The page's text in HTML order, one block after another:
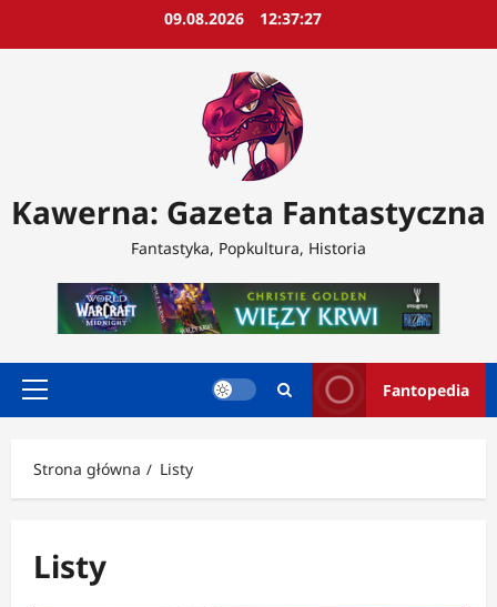
09.08.2026 12:37:29
Kawerna: Gazeta Fantastyczna
Fantastyka, Popkultura, Historia
Menu
Fantopedia
Strona główna Listy
Listy